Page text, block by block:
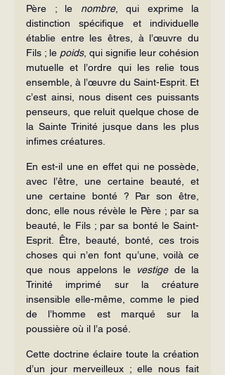
Père ; le nombre, qui exprime la
distinction spécifique et individuelle
établie entre les êtres, à l’œuvre du
Fils ; le poids, qui signifie leur cohésion
mutuelle et l’ordre qui les relie tous
ensemble, à l’œuvre du Saint-Esprit. Et
c’est ainsi, nous disent ces puissants
penseurs, que reluit quelque chose de
la Sainte Trinité jusque dans les plus
infimes créatures.
En est-il une en effet qui ne possède,
avec l’être, une certaine beauté, et
une certaine bonté ? Par son être,
donc, elle nous révèle le Père ; par sa
beauté, le Fils ; par sa bonté le Saint-
Esprit. Être, beauté, bonté, ces trois
choses qui n’en font qu’une, voilà ce
que nous appelons le
vestige de la
Trinité imprimé sur la créature
insensible elle-même, comme le pied
de l’homme est marqué sur la
poussière où il l’a posé.
Cette doctrine éclaire toute la création
d’un jour merveilleux ; elle nous fait